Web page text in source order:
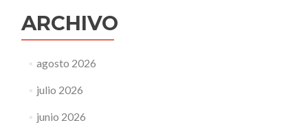
ARCHIVO
agosto 2026
julio 2026
junio 2026